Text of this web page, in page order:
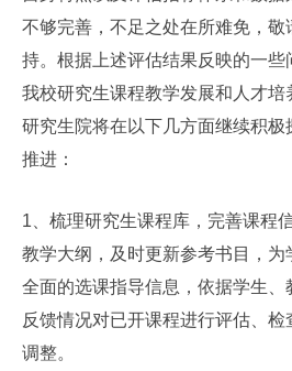
不够完善，不足之处在所难免，敬
持。根据上述评估结果反映的一些
我校研究生课程教学发展和人才培
研究生院将在以下几方面继续积极
推进：
1、梳理研究生课程库，完善课程
教学大纲，及时更新参考书目，为
全面的选课指导信息，依据学生、
反馈情况对已开课程进行评估、检
调整。